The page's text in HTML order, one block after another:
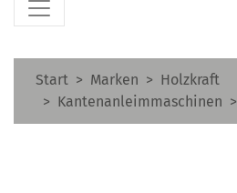
Start Marken
Holzkraft
Kantenanleimmaschinen